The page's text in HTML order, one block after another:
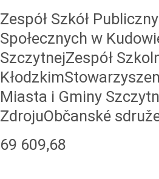
Zespół Szkół
Społecznych w
SzczytnejZespół
Miasta i Gminy
ZdrojuObčanské
69 609,68